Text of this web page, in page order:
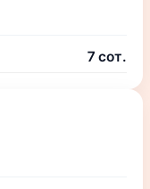
7 сот.